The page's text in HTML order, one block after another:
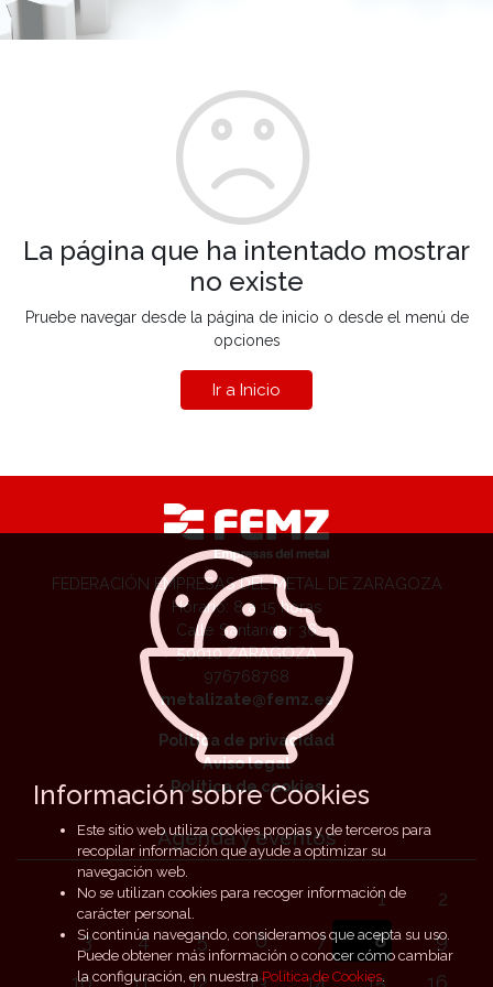
La página que ha intentado mostrar
no existe
Pruebe navegar desde la página de inicio o desde el menú de
opciones
Ir a Inicio
FEDERACIÓN EMPRESAS DEL METAL DE ZARAGOZA
Horario: 8 a 15 horas
Calle Santander 36
50010 ZARAGOZA
976768768
metalizate@femz.es
Política de privacidad
Aviso legal
Política de cookies
Agenda y eventos
1
2
3
4 5 6 7 8
9
Información sobre Cookies
Este sitio web utiliza cookies propias y de terceros para
recopilar información que ayude a optimizar su
navegación web.
No se utilizan cookies para recoger información de
carácter personal.
Si continúa navegando, consideramos que acepta su uso.
Puede obtener más información o conocer cómo cambiar
la configuración, en nuestraPolítica de Cookies.